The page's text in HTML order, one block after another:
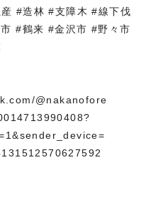
#造林 #支障木 #線下伐
#鶴来 #金沢市 #野々市
@nakanofore